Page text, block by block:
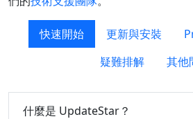
快速開始 更新與安裝
疑難排解
其他
什麼是 UpdateStar？